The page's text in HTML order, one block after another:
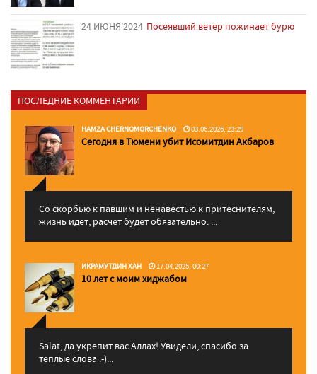
24 ИЮНЯ'2024 Посеявший ветер пожинает бурю
ПОСЛЕДНИЕ КОММЕНТАРИИ
HAMZA CHERNOMORCHENKO 03.06.2026, 23:29
Сегодня в Тюмени убит Исомитдин Акбаров
Со скорбью к павшим и ненавестью к притеснителям,
жизнь идет, расчет будет обязательно. ...
ИКРАМУТДИН ХАН 17.04.2025, 00:27
10 лет с моим хиджабом
Salat, да укрепит вас Аллаx! Увидели, спасибо за
теплые слова :-)...